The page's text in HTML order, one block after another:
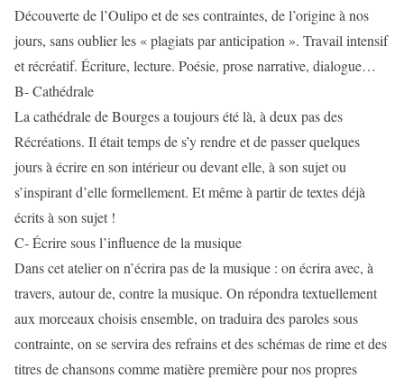
Découverte de l’Oulipo et de ses contraintes, de l’origine à nos
jours, sans oublier les « plagiats par anticipation ». Travail intensif
et récréatif. Écriture, lecture. Poésie, prose narrative, dialogue…
B- Cathédrale
La cathédrale de Bourges a toujours été là, à deux pas des
Récréations. Il était temps de s’y rendre et de passer quelques
jours à écrire en son intérieur ou devant elle, à son sujet ou
s’inspirant d’elle formellement. Et même à partir de textes déjà
écrits à son sujet !
C- Écrire sous l’influence de la musique
Dans cet atelier on n’écrira pas de la musique : on écrira avec, à
travers, autour de, contre la musique. On répondra textuellement
aux morceaux choisis ensemble, on traduira des paroles sous
contrainte, on se servira des refrains et des schémas de rime et des
titres de chansons comme matière première pour nos propres